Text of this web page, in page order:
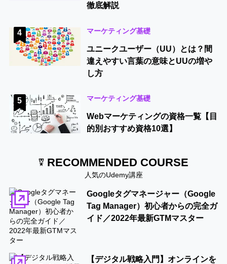
徹底解説
4 マーケティング基礎
ユニークユーザー（UU）とは？間
違えやすい言葉の意味とUUの増や
し方
5 マーケティング基礎
Webマーケティングの資格一覧【目
的別おすすめ資格10選】
RECOMMENDED COURSE
人気のUdemy講座
Googleタグマネージャー（Google
Tag Manager）初心者からの完全ガ
イド／2022年最新GTMマスター
【デジタル戦略入門】オンラインを